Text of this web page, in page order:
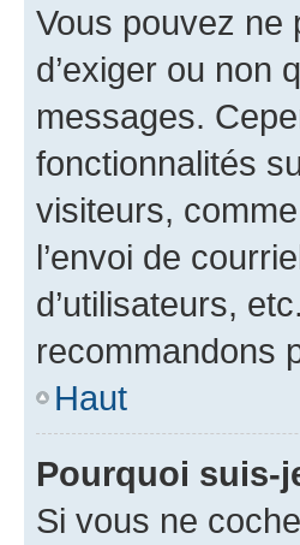
Vous pouvez ne
d’exiger ou non
messages.
fonctionnalités
visiteurs,
l’envoi de
d’utilisateurs,
recommandons
Haut
Pourquoi suis-
Si vous ne